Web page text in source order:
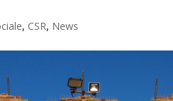
, CSR, News